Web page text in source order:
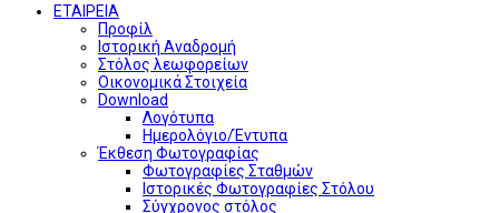
ΕΤΑΙΡΕΙΑ
Προφίλ
Ιστορική Αναδρομή
Στόλος λεωφορείων
Οικονομικά Στοιχεία
Download
Λογότυπα
Ημερολόγιο/Έντυπα
Έκθεση Φωτογραφίας
Φωτογραφίες Σταθμών
Ιστορικές Φωτογραφίες Στόλου
Σύγχρονος στόλος